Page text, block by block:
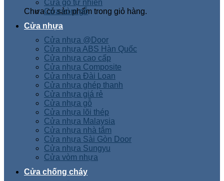
Chưa có sản phẩm trong giỏ hàng.
Cửa gỗ tự nhiên
Cửa vòm gỗ
Cửa nhựa
Cửa nhựa @Door
Cửa nhựa ABS Hàn Quốc
Cửa nhựa cao cấp
Cửa nhựa Composite
Cửa nhựa Đài Loan
Cửa nhựa ghép thanh
Cửa nhựa giá rẻ
Cửa nhựa gỗ
Cửa nhựa lõi thép
Cửa nhựa Malaysia
Cửa nhựa nhà tắm
Cửa nhựa Sài Gòn Door
Cửa nhựa Sungyu
Cửa vòm nhựa
Cửa chống cháy